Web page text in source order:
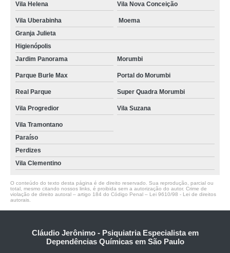
Vila Helena Vila Nova Conceição
Vila Uberabinha
Moema
Granja Julieta
Higienópolis
Jardim Panorama
Morumbi
Parque Burle Max Portal do Morumbi
Real Parque Super Quadra Morumbi
Vila Progredior Vila Suzana
Vila Tramontano
Paraíso
Perdizes
Vila Clementino
O conteúdo do texto desta página é de direito reservado. Sua reprodução, parcial ou
total, mesmo citando nossos links, é proibida sem a autorização do autor. Crime de
violação de direito autoral – artigo 184 do Código Penal – Lei 9610/98 - Lei de direitos
autorais
Cláudio Jerônimo - Psiquiatria Especialista em
Dependências Químicas em São Paulo